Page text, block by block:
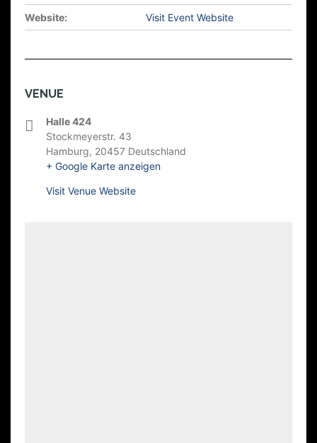
Website: Visit Event Website
VENUE
Halle 424
Stockmeyerstr. 43
Hamburg, 20457 Deutschland
+ Google Karte anzeigen
Visit Venue Website